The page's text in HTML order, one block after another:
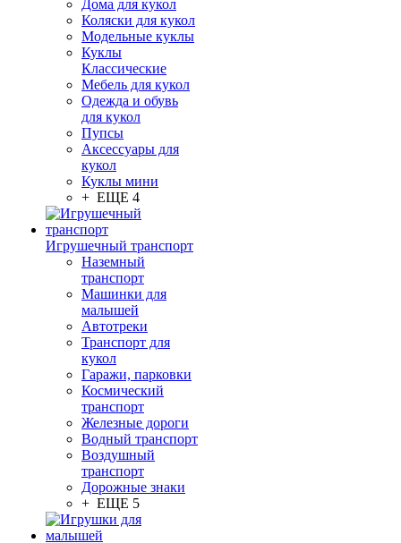
Дома для кукол
Коляски для кукол
Модельные куклы
Куклы
Классические
Мебель для кукол
Одежда и обувь
для кукол
Пупсы
Аксессуары для
кукол
Куклы мини
+ ЕЩЕ 4
Игрушечный транспорт
Наземный
транспорт
Машинки для
малышей
Автотреки
Транспорт для
кукол
Гаражи, парковки
Космический
транспорт
Железные дороги
Водный транспорт
Воздушный
транспорт
Дорожные знаки
+ ЕЩЕ 5